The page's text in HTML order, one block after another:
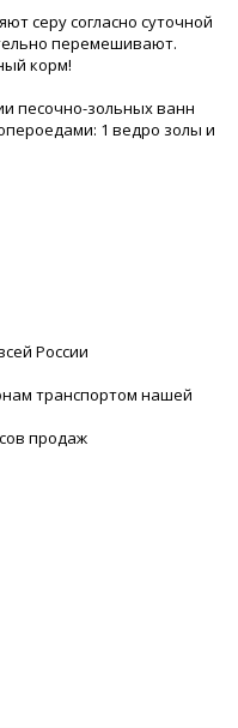
серу согласно суточной
перемешивают.
корм!
песочно-зольных ванн
1 ведро золы и
России
транспортом нашей
продаж